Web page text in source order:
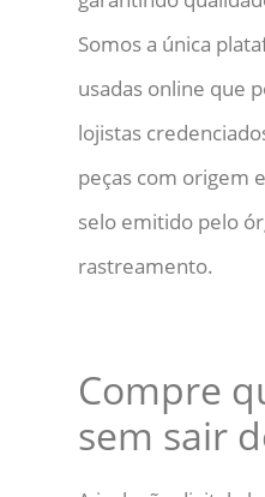
Somos a única
usadas online que
lojistas
peças com origem
selo emitido pelo
rastreamento.
Compre
sem sair